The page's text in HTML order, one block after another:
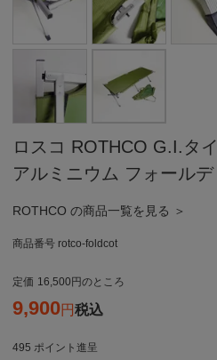
ロスコ ROTHCO G.I.タ
アルミニウム フォールデ
ROTHCO の商品一覧を見る ＞
商品番号 rotco-foldcot
定価 16,500 のところ
9,900 税込
495 ポイント進呈